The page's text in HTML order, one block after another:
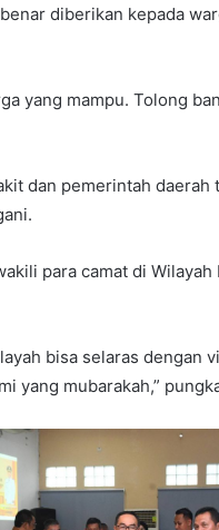
diberikan kepada
yang mampu. Tolong
dan pemerintah daerah
para camat di Wilayah I
bisa selaras dengan
yang mubarakah,”